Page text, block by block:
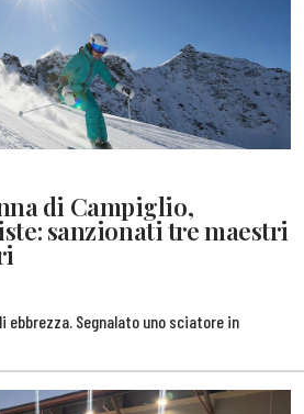
di Campiglio,
sanzionati tre maestri
ebbrezza. Segnalato uno sciatore in